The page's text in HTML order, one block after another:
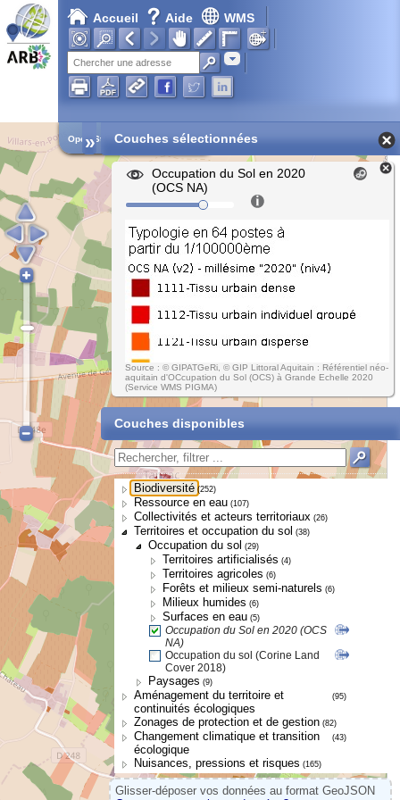
Accueil Aide WMS
Adresse
Chargement en cours...
Open Street Map
» Couches sélectionnées
Occupation du Sol en 2020
(OCS NA)
Source : © GIPATGeRi, © GIP Littoral Aquitain : Référentiel néo-
aquitain d'OCcupation du Sol (OCS) à Grande Echelle 2020
(Service WMS PIGMA)
Couches disponibles
Biodiversité (252)
Ressource en eau (107)
Collectivités et acteurs territoriaux (26)
Territoires et occupation du sol (38)
Occupation du sol (29)
Territoires artificialisés (4)
Territoires agricoles (6)
Forêts et milieux semi-naturels (6)
Milieux humides (6)
Surfaces en eau (5)
Occupation du Sol en 2020 (OCS
NA)
Occupation du sol (Corine Land
Cover 2018)
Paysages (9)
Aménagement du territoire et
continuités écologiques
(95)
Zonages de protection et de gestion (82)
Changement climatique et transition
écologique
(43)
Nuisances, pressions et risques (165)
Glisser-déposer vos données au format GeoJSON